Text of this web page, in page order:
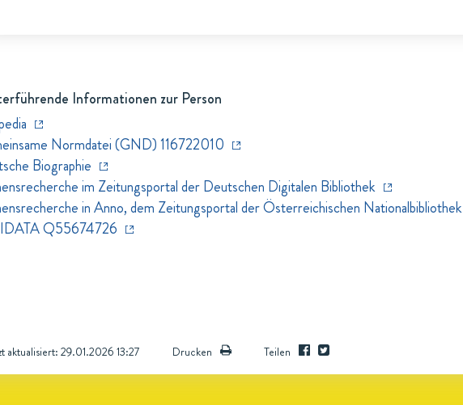
Informationen zur Person
Normdatei (GND) 116722010
Biographie
im Zeitungsportal der Deutschen Digitalen Bibliothek
in Anno, dem Zeitungsportal der Österreichischen Nationalbibliothek
Q55674726
aktualisiert: 29.01.2026 13:27 Drucken Teilen